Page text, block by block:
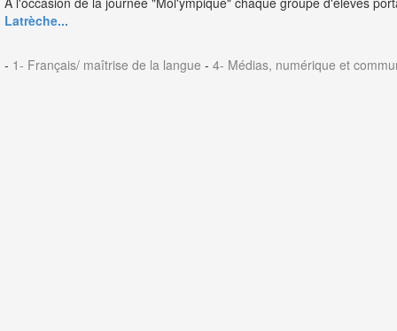
Latrèche...
- 1- Français/ maîtrise de la langue - 4- Médias, numérique et